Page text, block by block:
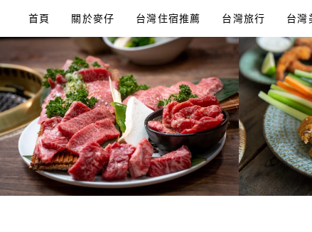
content
首頁 關於麥仔 台灣住宿推薦 台灣旅行 台灣